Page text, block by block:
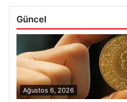
Güncel
Ağustos 6, 2026